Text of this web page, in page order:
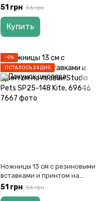
лезвии Garfield GF25-148 Kite,
51 грн 56 грн
Купить
−9%
ОСТАЛОСЬ 24 ДНЯ
Ножницы 13 см с резиновыми
вставками и принтом на
лезвии Studio Pets SP25-148
51 грн 56 грн